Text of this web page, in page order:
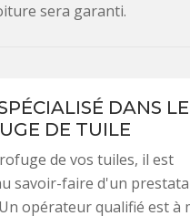
sera garanti.
DANS LE
DE TUILE
de vos tuiles, il est
savoir-faire d'un
opérateur qualifié est à